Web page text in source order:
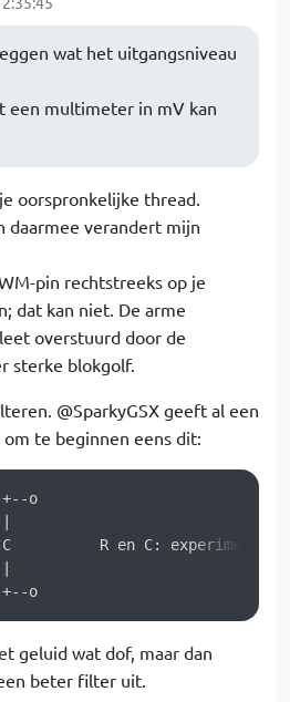
wat het uitgangsniveau
een multimeter in mV kan
oorspronkelijke thread.
daarmee verandert mijn
pin rechtstreeks op je
dat kan niet. De arme
overstuurd door de
sterke blokgolf.
@SparkyGSX geeft al een
te beginnen eens dit:
o
R en C: experiment.
o
geluid wat dof, maar dan
beter filter uit.